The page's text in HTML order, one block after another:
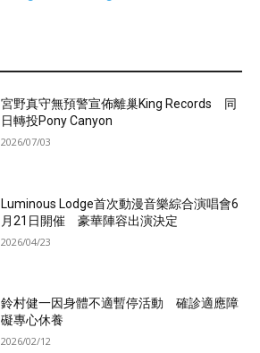
宮野真守無預警宣佈離巢King Records 同
日轉投Pony Canyon
2026/07/03
Luminous Lodge首次動漫音樂綜合演唱會6
月21日開催 豪華陣容出演決定
2026/04/23
鈴村健一因身體不適暫停活動 確診適應障
礙專心休養
2026/02/12